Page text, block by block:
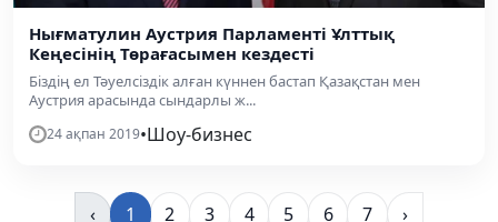
Нығматулин Аустрия Парламенті Ұлттық
Кеңесінің Төрағасымен кездесті
Біздің ел Тәуелсіздік алған күннен бастап Қазақстан мен
Аустрия арасында сындарлы ж...
24 ақпан 2019•Шоу-бизнес
‹ 1 2 3 4 5 6 7 ›